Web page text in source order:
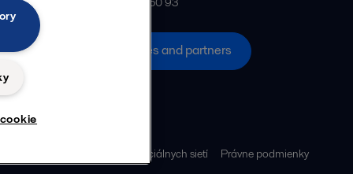
All offices and partners
Pravidlá používania sociálnych sietí Právne podmienky